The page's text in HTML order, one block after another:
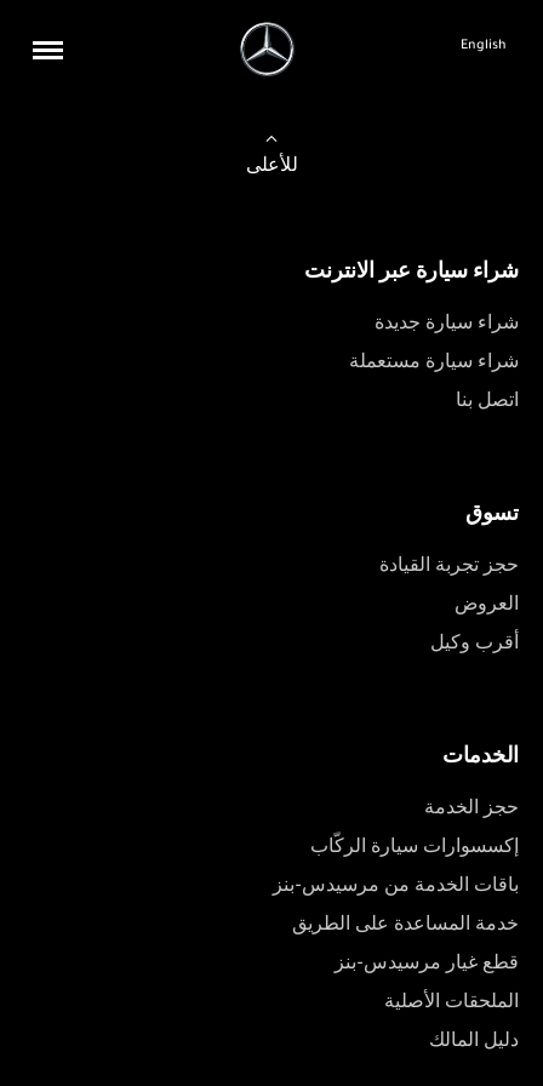
English
للأعلى
شراء سيارة عبر الانترنت
شراء سيارة جديدة
شراء سيارة مستعملة
اتصل بنا
تسوق
حجز تجربة القيادة
العروض
أقرب وكيل
الخدمات
حجز الخدمة
إكسسوارات سيارة الركّاب
باقات الخدمة من مرسيدس-بنز
خدمة المساعدة على الطريق
قطع غيار مرسيدس-بنز
الملحقات الأصلية
دليل المالك